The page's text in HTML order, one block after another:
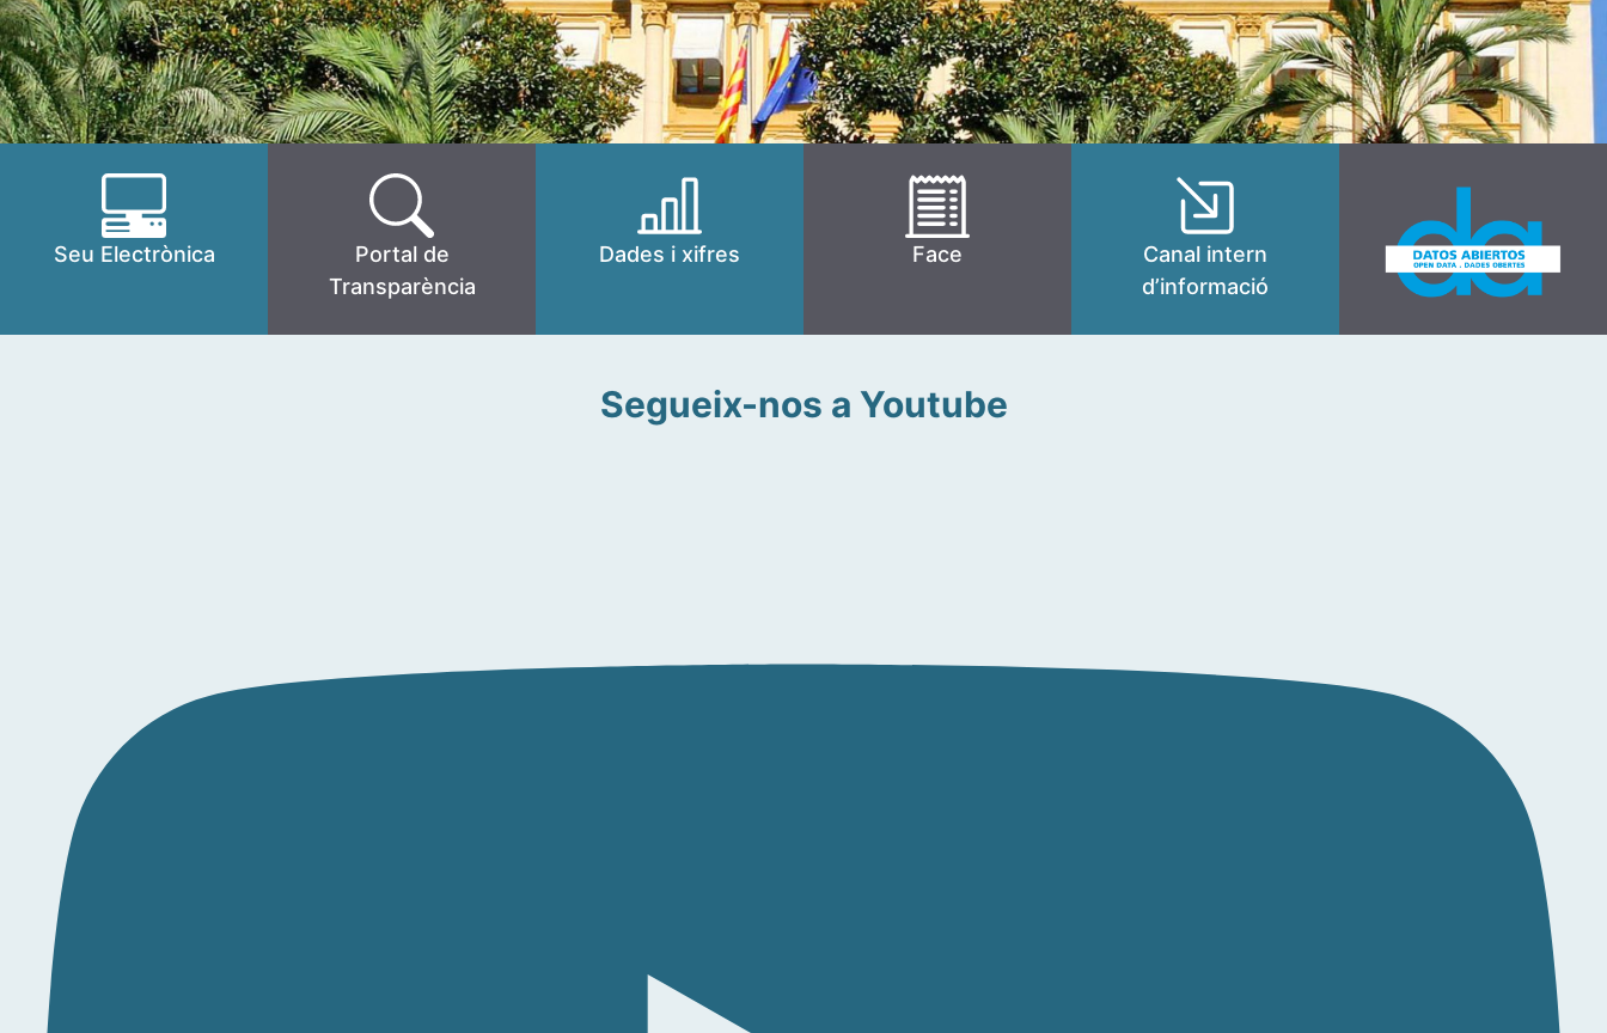
Seu Electrònica
Portal de
Transparència
Dades i xifres Face
Canal intern
d’informació
Segueix-nos a Youtube